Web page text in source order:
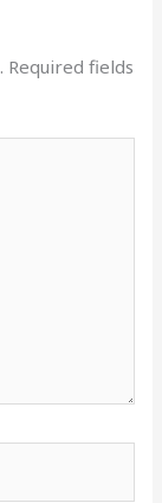
Required fields